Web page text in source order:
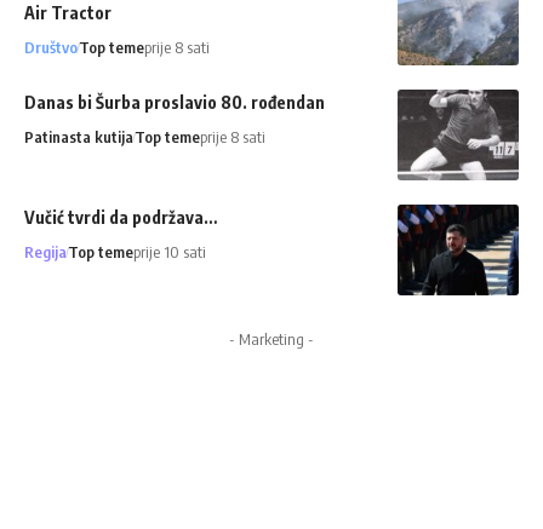
Air Tractor
DruštvoTop temeprije 8 sati
Danas bi Šurba proslavio 80. rođendan
Patinasta kutijaTop temeprije 8 sati
Vučić tvrdi da podržava…
RegijaTop temeprije 10 sati
- Marketing -